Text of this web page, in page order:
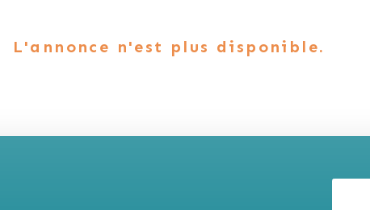
L'annonce n'est plus disponible.